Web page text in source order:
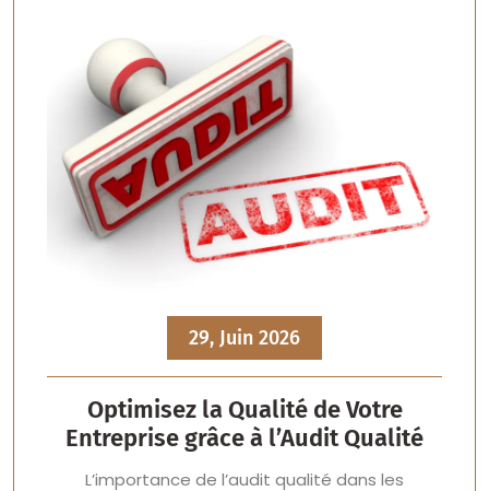
29, Juin 2026
Optimisez la Qualité de Votre
Entreprise grâce à l’Audit Qualité
L’importance de l’audit qualité dans les